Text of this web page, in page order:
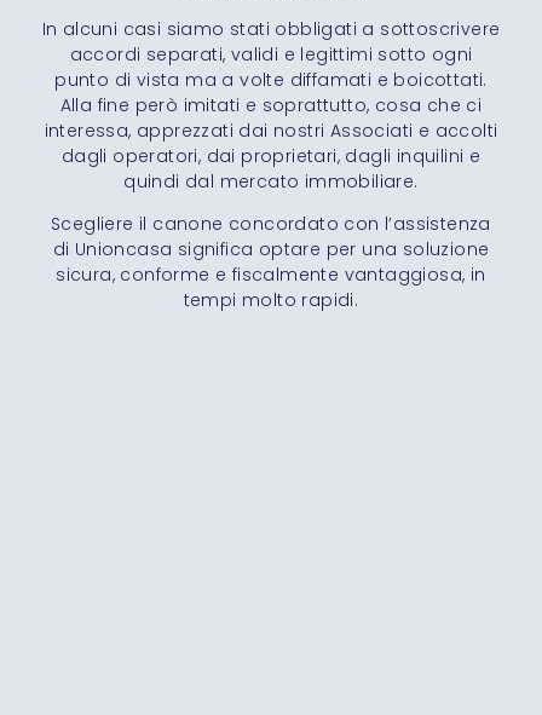
In alcuni casi siamo stati obbligati a sottoscrivere
accordi separati, validi e legittimi sotto ogni
punto di vista ma a volte diffamati e boicottati.
Alla fine però imitati e soprattutto, cosa che ci
interessa, apprezzati dai nostri Associati e accolti
dagli operatori, dai proprietari, dagli inquilini e
quindi dal mercato immobiliare.
Scegliere il canone concordato con l’assistenza
di Unioncasa significa optare per una soluzione
sicura, conforme e fiscalmente vantaggiosa, in
tempi molto rapidi.